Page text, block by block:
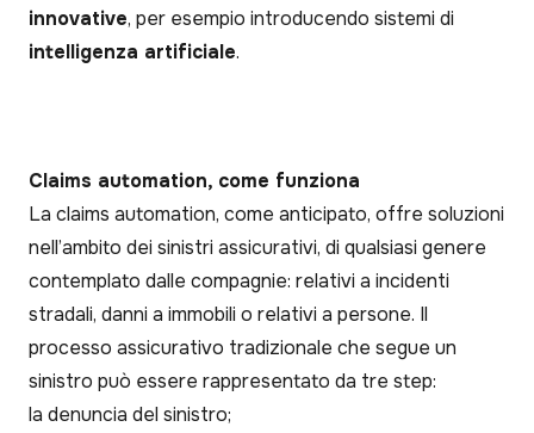
innovative, per esempio introducendo sistemi di
intelligenza artificiale.
Claims automation, come funziona
La claims automation, come anticipato, offre soluzioni
nell’ambito dei sinistri assicurativi, di qualsiasi genere
contemplato dalle compagnie: relativi a incidenti
stradali, danni a immobili o relativi a persone. Il
processo assicurativo tradizionale che segue un
sinistro può essere rappresentato da tre step:
la denuncia del sinistro;